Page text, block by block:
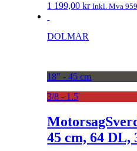
1 199,00kr Inkl. Mva
DOLMAR
18" - 45 cm
3/8 - 1.5
45 cm, 64 DL,